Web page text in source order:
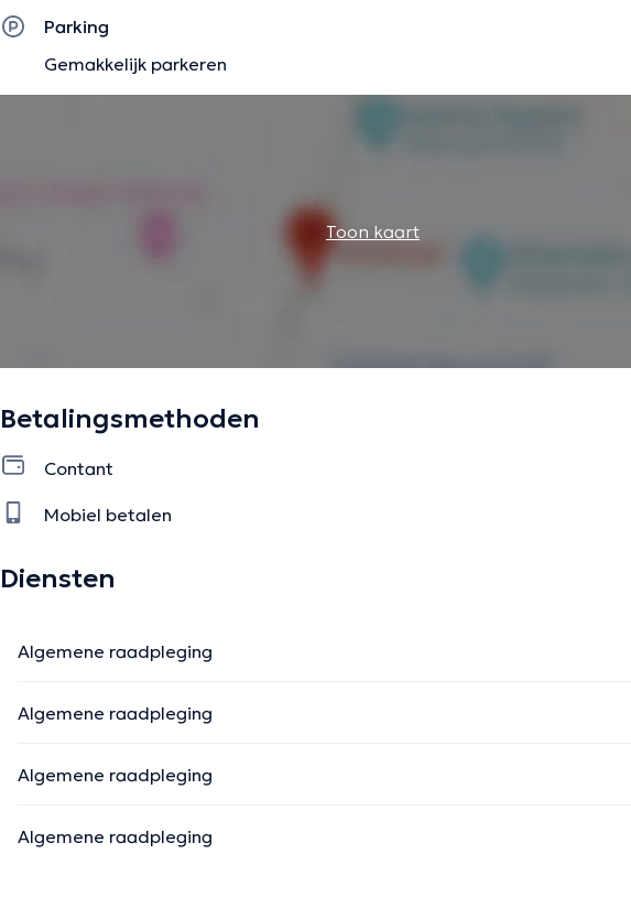
Parking
Gemakkelijk parkeren
Toon kaart
Betalingsmethoden
Contant
Mobiel betalen
Diensten
Algemene raadpleging
Algemene raadpleging
Algemene raadpleging
Algemene raadpleging